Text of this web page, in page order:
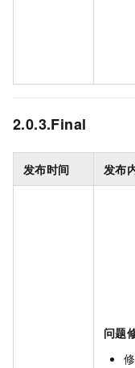
2.0.3.Final
发布时间 发布
问题